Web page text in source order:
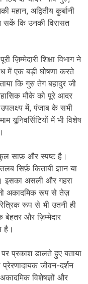
अद्वितीय कुर्बानी
सकें कि उनकी विरासत
शिक्षा विभाग ने
में एक बड़ी घोषणा करते
कि गुरु तेग बहादुर जी
मौके को पूरे आदर
में, पंजाब के सभी
यूनिवर्सिटियों में भी विशेष
साफ़ और स्पष्ट है।
सिर्फ़ किताबी ज्ञान या
इसका असली और गहरा
जो अकादमिक रूप से तेज़
रूप से भी उतनी ही
और ज़िम्मेदार
है।
पर प्रकाश डालते हुए बताया
जीवन-दर्शन
विशेषज्ञों और